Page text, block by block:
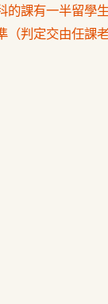
的課有一半留學
（判定交由任課